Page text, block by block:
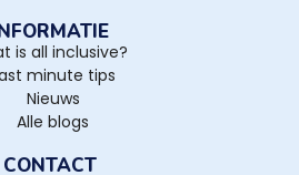
is all inclusive?
minute tips
Nieuws
Alle blogs
CONTACT